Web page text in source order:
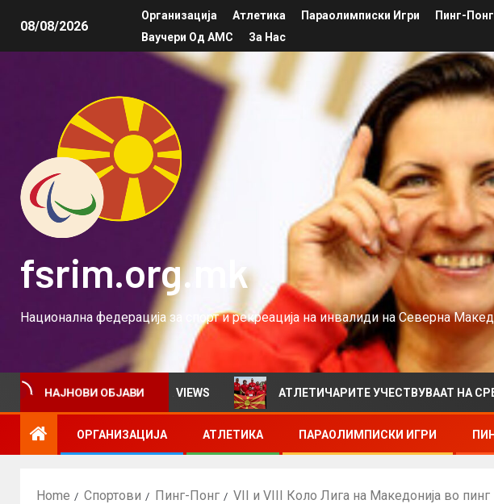
08/08/2026
Организација Атлетика Параолимписки Игри Пинг-Понг
Ваучери Од АМС
За Нас
fsrim.org.mk
Национална федерација за спорт и рекреација на инвалиди на Северна
НАЈНОВИ ОБЈАВИ
билтен за VIEWS АТЛЕТИЧАРИТЕ УЧЕСТВУВААТ НА СРБИЈА ОПЕН
ОРГАНИЗАЦИЈА АТЛЕТИКА ПАРАОЛИМПИСКИ ИГРИ
Home Спортови Пинг-Понг VII и VIII Коло Лига на Македонија во пинг